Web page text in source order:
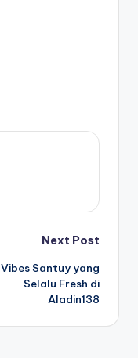
Next Post
Vibes Santuy yang
Selalu Fresh di
Aladin138